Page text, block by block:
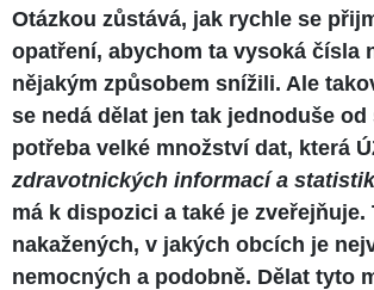
Otázkou zůstává, jak rychle se
opatření, abychom ta vysoká čísla
nějakým způsobem snížili. Ale
se nedá dělat jen tak jednoduše od
potřeba velké množství dat, která
zdravotnických informací a
má k dispozici a také je zveřejňuje.
nakažených, v jakých obcích je
nemocných a podobně. Dělat tyto